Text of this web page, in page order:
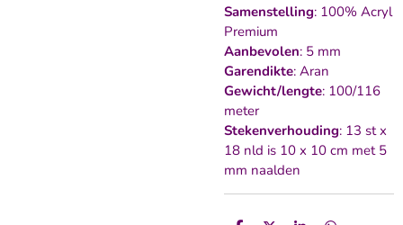
Samenstelling: 100% Acryl
Premium
Aanbevolen: 5 mm
Garendikte: Aran
Gewicht/lengte: 100/116
meter
Stekenverhouding: 13 st x
18 nld is 10 x 10 cm met 5
mm naalden